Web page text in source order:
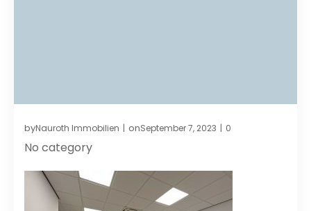
byNauroth Immobilien | onSeptember 7, 2023 | 0
No category